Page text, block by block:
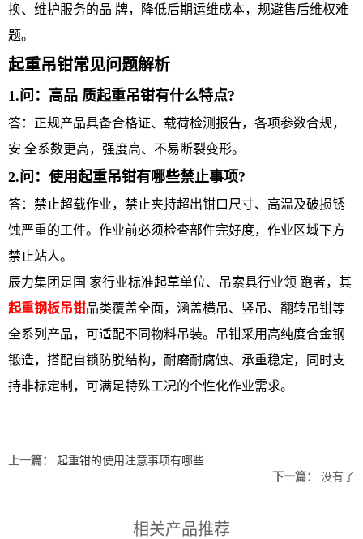
换、维护服务的品 牌，降低后期运维成本，规避售后维权难
题。
起重吊钳常见问题解析
1.问：高品 质起重吊钳有什么特点?
答：正规产品具备合格证、载荷检测报告，各项参数合规，
安 全系数更高，强度高、不易断裂变形。
2.问：使用起重吊钳有哪些禁止事项?
答：禁止超载作业，禁止夹持超出钳口尺寸、高温及破损锈
蚀严重的工件。作业前必须检查部件完好度，作业区域下方
禁止站人。
辰力集团是国 家行业标准起草单位、吊索具行业领 跑者，其
起重钢板吊钳品类覆盖全面，涵盖横吊、竖吊、翻转吊钳等
全系列产品，可适配不同物料吊装。吊钳采用高纯度合金钢
锻造，搭配自锁防脱结构，耐磨耐腐蚀、承重稳定，同时支
持非标定制，可满足特殊工况的个性化作业需求。
上一篇：
起重钳的使用注意事项有哪些
下一篇：
没有了
相关产品推荐